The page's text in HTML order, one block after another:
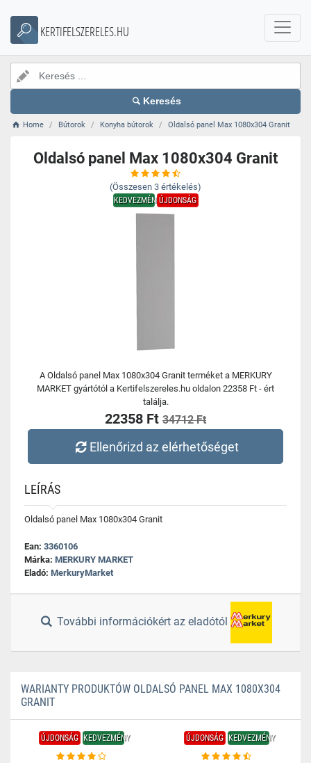
KERTIFELSZERELES.HU
Keresés
Home Bútorok Konyha bútorok Oldalsó panel Max 1080x304 Granit
Oldalsó panel Max 1080x304 Granit
(Összesen 3 értékelés)
KEDVEZMÉNYÚJDONSÁG
A Oldalsó panel Max 1080x304 Granit terméket a MERKURY
MARKET gyártótól a Kertifelszereles.hu oldalon 22358 Ft - ért
találja.
22358 Ft 34712 Ft
Ellenőrizd az elérhetőséget
LEÍRÁS
Oldalsó panel Max 1080x304 Granit
Ean: 3360106
Márka: MERKURY MARKET
Eladó: MerkuryMarket
További információkért az eladótól
WARIANTY PRODUKTÓW OLDALSÓ PANEL MAX 1080X304
GRANIT
ÚJDONSÁG KEDVEZMÉNY ÚJDONSÁG KEDVEZMÉNY